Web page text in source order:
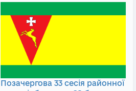
Позачергова 33 сесія районної